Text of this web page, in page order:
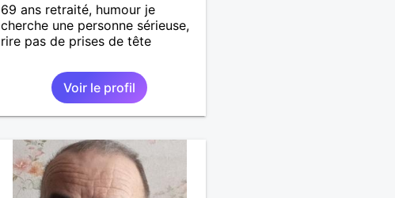
69 ans retraité, humour je
cherche une personne sérieuse,
rire pas de prises de tête
Voir le profil